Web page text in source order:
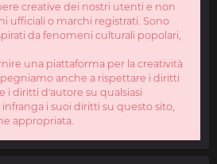
creative dei nostri utenti e non
ufficiali o marchi registrati. Sono
da fenomeni culturali popolari,
una piattaforma per la creatività
anche a rispettare i diritti
i diritti d'autore su qualsiasi
i suoi diritti su questo sito,
appropriata.